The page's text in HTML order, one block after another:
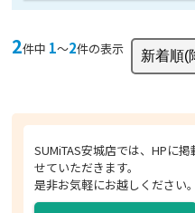
2件中 1〜2件の表示
SUMiTAS安城店では、HPに
せていただきます。
是非お気軽にお越しください。